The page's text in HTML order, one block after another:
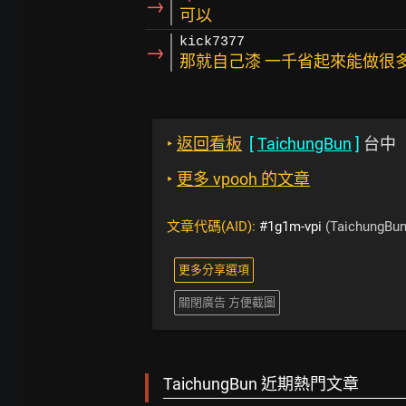
→ 可以
→ kick7377
那就自己漆 一千省起來能做很
‣ 返回看板 [TaichungBun ] 台中
‣ 更多 vpooh 的文章
文章代碼(AID): #1g1m-vpi
更多分享選項
關閉廣告 方便截圖
TaichungBun 近期熱門文章